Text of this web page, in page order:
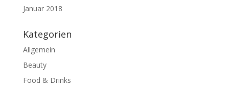
Januar 2018
Kategorien
Allgemein
Beauty
Food & Drinks